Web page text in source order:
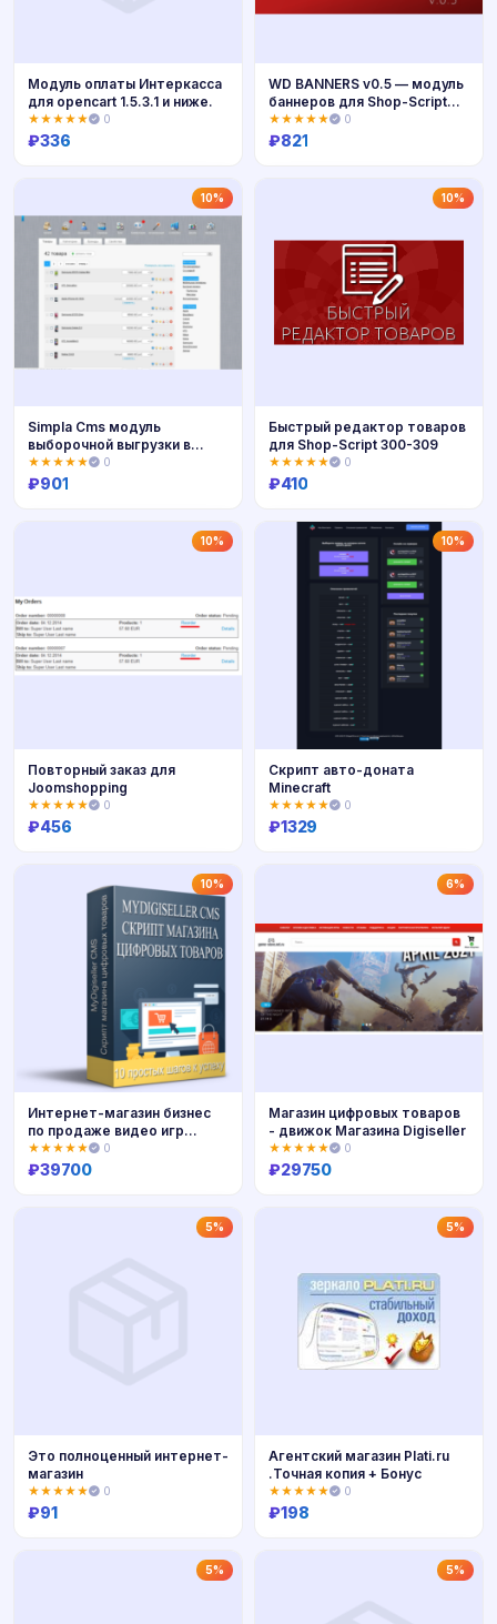
Модуль оплаты Интеркасса
для opencart 1.5.3.1 и ниже.
★★★★★ 0
₽336
WD BANNERS v0.5 — модуль
баннеров для Shop-Script
309
★★★★★ 0
₽821
10%
Simpla Cms модуль
выборочной выгрузки в
Yandex Market
★★★★★ 0
₽901
10%
Купить
Быстрый редактор товаров
для Shop-Script 300-309
★★★★★ 0
₽410
10%
Купить
Повторный заказ для
Joomshopping
★★★★★ 0
₽456
10%
Скрипт авто-доната
Minecraft
★★★★★ 0
₽1329
10%
Интернет-магазин бизнес
по продаже видео игр
Digiseller
★★★★★ 0
₽39700
6%
Магазин цифровых товаров
- движок Магазина Digiseller
★★★★★ 0
₽29750
5%
Это полноценный интернет-
магазин
★★★★★ 0
₽91
5%
Агентский магазин Plati.ru
.Точная копия + Бонус
★★★★★ 0
₽198
5% 5%